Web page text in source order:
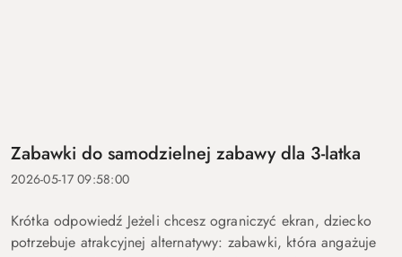
Zabawki do samodzielnej zabawy dla 3-latka
2026-05-17 09:58:00
Krótka odpowiedź Jeżeli chcesz ograniczyć ekran, dziecko
potrzebuje atrakcyjnej alternatywy: zabawki, która angażuje